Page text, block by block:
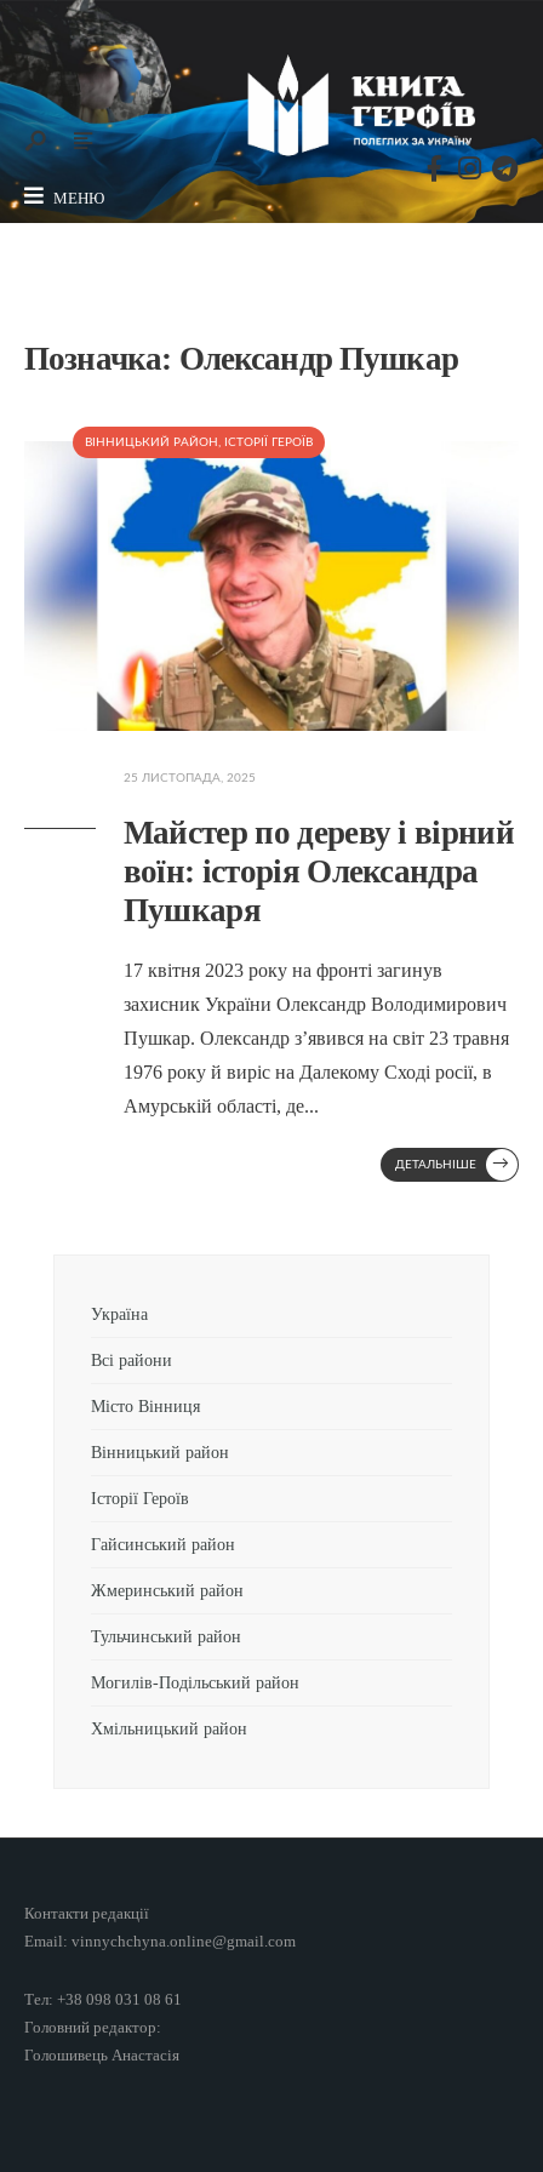
МЕНЮ
Позначка: Олександр Пушкар
ВІННИЦЬКИЙ РАЙОН , ІСТОРІЇ ГЕРОЇВ
25 ЛИСТОПАДА, 2025
Майстер по дереву і вірний
воїн: історія Олександра
Пушкаря
17 квітня 2023 року на фронті загинув
захисник України Олександр Володимирович
Пушкар. Олександр з’явився на світ 23 травня
1976 року й виріс на Далекому Сході росії, в
Амурській області, де...
ДЕТАЛЬНІШЕ →
Україна
Всі райони
Місто Вінниця
Вінницький район
Історії Героїв
Гайсинський район
Жмеринський район
Тульчинський район
Могилів-Подільський район
Хмільницький район
Контакти редакції
Email: vinnychchyna.online@gmail.com
Тел: +38 098 031 08 61
Головний редактор:
Голошивець Анастасія